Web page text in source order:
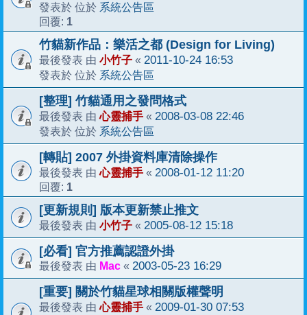
發表於 位於 系統公告區
回覆: 1
竹貓新作品：樂活之都 (Design for Living)
最後發表 由 小竹子 « 2011-10-24 16:53
發表於 位於 系統公告區
[整理] 竹貓通用之發問格式
最後發表 由心靈捕手 « 2008-03-08 22:46
發表於 位於 系統公告區
[轉貼] 2007 外掛資料庫清除操作
最後發表 由心靈捕手 « 2008-01-12 11:20
回覆: 1
[更新規則] 版本更新禁止推文
最後發表 由 小竹子 « 2005-08-12 15:18
[必看] 官方推薦認證外掛
最後發表 由 Mac « 2003-05-23 16:29
[重要] 關於竹貓星球相關版權聲明
最後發表 由心靈捕手 « 2009-01-30 07:53